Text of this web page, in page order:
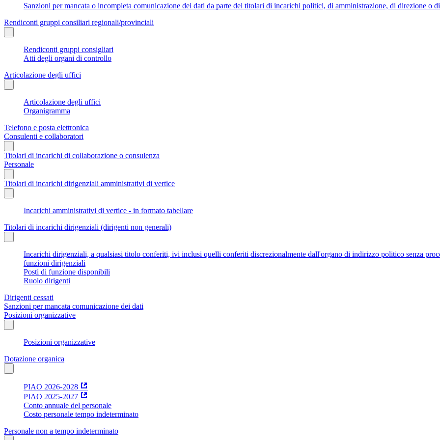
Sanzioni per mancata o incompleta comunicazione dei dati da parte dei titolari di incarichi politici, di amministrazione, di direzione o
Rendiconti gruppi consiliari regionali/provinciali
Rendiconti gruppi consigliari
Atti degli organi di controllo
Articolazione degli uffici
Articolazione degli uffici
Organigramma
Telefono e posta elettronica
Consulenti e collaboratori
Titolari di incarichi di collaborazione o consulenza
Personale
Titolari di incarichi dirigenziali amministrativi di vertice
Incarichi amministrativi di vertice - in formato tabellare
Titolari di incarichi dirigenziali (dirigenti non generali)
Incarichi dirigenziali, a qualsiasi titolo conferiti, ivi inclusi quelli conferiti discrezionalmente dall'organo di indirizzo politico senza
funzioni dirigenziali
Posti di funzione disponibili
Ruolo dirigenti
Dirigenti cessati
Sanzioni per mancata comunicazione dei dati
Posizioni organizzative
Posizioni organizzative
Dotazione organica
PIAO 2026-2028
PIAO 2025-2027
Conto annuale del personale
Costo personale tempo indeterminato
Personale non a tempo indeterminato